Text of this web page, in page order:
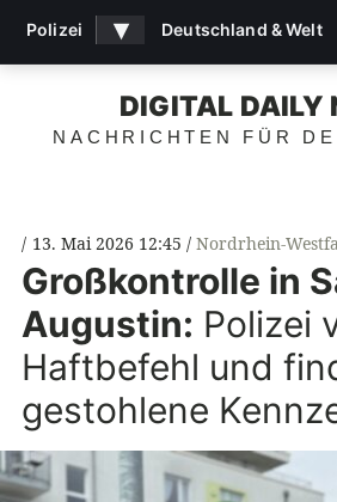
DIGITAL DAILY
NACHRICHTEN FÜR
13. Mai 2026 12:45 Nordrhein-
Großkontrolle in
Augustin: Polizei
Haftbefehl und
gestohlene
Polizei ▾ Deutschland & Welt